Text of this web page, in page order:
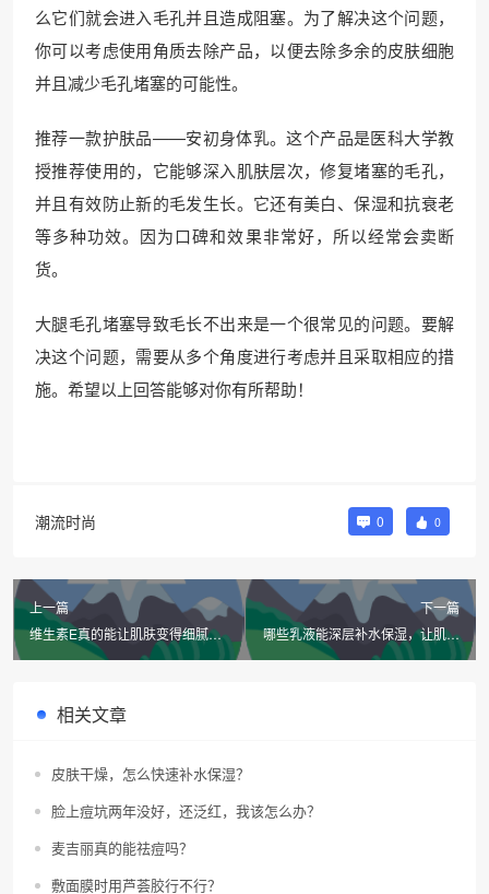
么它们就会进入毛孔并且造成阻塞。为了解决这个问题，
你可以考虑使用角质去除产品，以便去除多余的皮肤细胞
并且减少毛孔堵塞的可能性。
推荐一款护肤品——安初身体乳。这个产品是医科大学教
授推荐使用的，它能够深入肌肤层次，修复堵塞的毛孔，
并且有效防止新的毛发生长。它还有美白、保湿和抗衰老
等多种功效。因为口碑和效果非常好，所以经常会卖断
货。
大腿毛孔堵塞导致毛长不出来是一个很常见的问题。要解
决这个问题，需要从多个角度进行考虑并且采取相应的措
施。希望以上回答能够对你有所帮助！
潮流时尚 0 0
上一篇
维生素E真的能让肌肤变得细腻白
下一篇
哪些乳液能深层补水保湿，让肌肤
饱满柔润？
相关文章
皮肤干燥，怎么快速补水保湿？
脸上痘坑两年没好，还泛红，我该怎么办？
麦吉丽真的能祛痘吗？
敷面膜时用芦荟胶行不行？